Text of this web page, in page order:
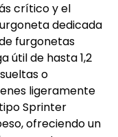
crítico y el
dedicada
furgonetas
útil de hasta 1,2
o
ligeramente
Sprinter
ofreciendo un